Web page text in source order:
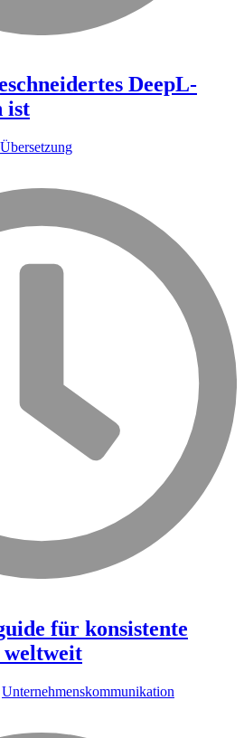
DeepL-
ist
Übersetzung
für konsistente
Unternehmenskommunikation